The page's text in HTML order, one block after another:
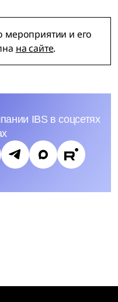
и его
на сайте.
IBS в соцсетях